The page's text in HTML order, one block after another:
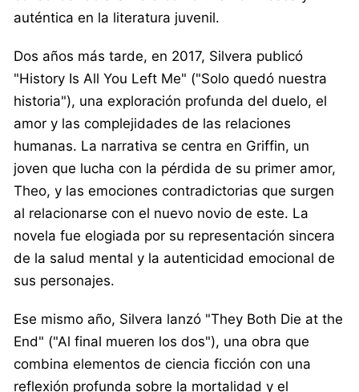
auténtica en la literatura juvenil.
Dos años más tarde, en 2017, Silvera publicó
"History Is All You Left Me" ("Solo quedó nuestra
historia"), una exploración profunda del duelo, el
amor y las complejidades de las relaciones
humanas. La narrativa se centra en Griffin, un
joven que lucha con la pérdida de su primer amor,
Theo, y las emociones contradictorias que surgen
al relacionarse con el nuevo novio de este. La
novela fue elogiada por su representación sincera
de la salud mental y la autenticidad emocional de
sus personajes.
Ese mismo año, Silvera lanzó "They Both Die at the
End" ("Al final mueren los dos"), una obra que
combina elementos de ciencia ficción con una
reflexión profunda sobre la mortalidad y el